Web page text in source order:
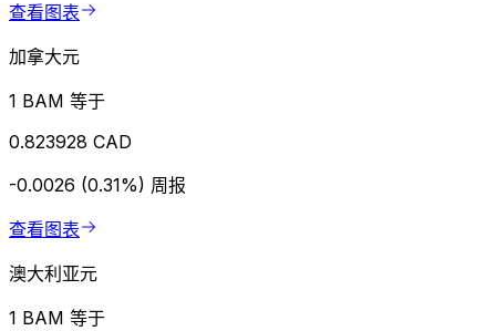
查看图表
加拿大元
1 BAM 等于
0.823928 CAD
-0.0026 (0.31%) 周报
查看图表
澳大利亚元
1 BAM 等于